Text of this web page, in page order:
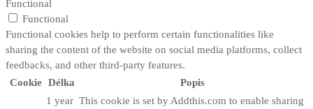
Functional
Functional
Functional cookies help to perform certain functionalities like
sharing the content of the website on social media platforms, collect
feedbacks, and other third-party features.
Cookie Délka Popis
1 year This cookie is set by Addthis.com to enable sharing